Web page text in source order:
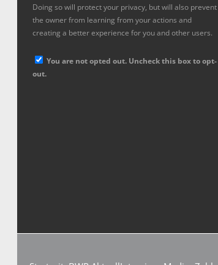
Doing so will protect your privacy, but will also prevent
the owner from learning from your actions and
creating a better experience for you and other users.
You are not opted out. Uncheck this box to opt-
out.